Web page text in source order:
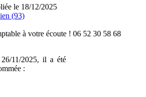
le 18/12/2025
(93)
à votre écoute ! 06 52 30 58 68
11/2025, il a été
: